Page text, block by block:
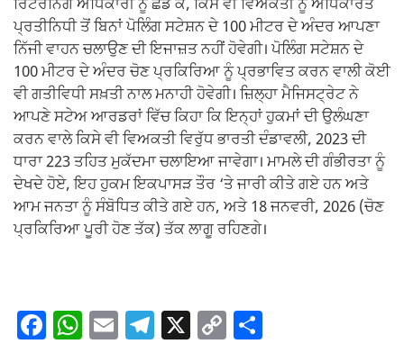
ਰਿਟਰਨਿੰਗ ਅਧਿਕਾਰੀ ਨੂੰ ਛੱਡ ਕੇ, ਕਿਸੇ ਵੀ ਵਿਅਕਤੀ ਨੂੰ ਅਧਿਕਾਰਤ
ਪ੍ਰਤੀਨਿਧੀ ਤੋਂ ਬਿਨਾਂ ਪੋਲਿੰਗ ਸਟੇਸ਼ਨ ਦੇ 100 ਮੀਟਰ ਦੇ ਅੰਦਰ ਆਪਣਾ
ਨਿੱਜੀ ਵਾਹਨ ਚਲਾਉਣ ਦੀ ਇਜਾਜ਼ਤ ਨਹੀਂ ਹੋਵੇਗੀ। ਪੋਲਿੰਗ ਸਟੇਸ਼ਨ ਦੇ
100 ਮੀਟਰ ਦੇ ਅੰਦਰ ਚੋਣ ਪ੍ਰਕਿਰਿਆ ਨੂੰ ਪ੍ਰਭਾਵਿਤ ਕਰਨ ਵਾਲੀ ਕੋਈ
ਵੀ ਗਤੀਵਿਧੀ ਸਖ਼ਤੀ ਨਾਲ ਮਨਾਹੀ ਹੋਵੇਗੀ। ਜ਼ਿਲ੍ਹਾ ਮੈਜਿਸਟ੍ਰੇਟ ਨੇ
ਆਪਣੇ ਸਟੇਅ ਆਰਡਰਾਂ ਵਿੱਚ ਕਿਹਾ ਕਿ ਇਨ੍ਹਾਂ ਹੁਕਮਾਂ ਦੀ ਉਲੰਘਣਾ
ਕਰਨ ਵਾਲੇ ਕਿਸੇ ਵੀ ਵਿਅਕਤੀ ਵਿਰੁੱਧ ਭਾਰਤੀ ਦੰਡਾਵਲੀ, 2023 ਦੀ
ਧਾਰਾ 223 ਤਹਿਤ ਮੁਕੱਦਮਾ ਚਲਾਇਆ ਜਾਵੇਗਾ। ਮਾਮਲੇ ਦੀ ਗੰਭੀਰਤਾ ਨੂੰ
ਦੇਖਦੇ ਹੋਏ, ਇਹ ਹੁਕਮ ਇਕਪਾਸੜ ਤੌਰ ‘ਤੇ ਜਾਰੀ ਕੀਤੇ ਗਏ ਹਨ ਅਤੇ
ਆਮ ਜਨਤਾ ਨੂੰ ਸੰਬੋਧਿਤ ਕੀਤੇ ਗਏ ਹਨ, ਅਤੇ 18 ਜਨਵਰੀ, 2026 (ਚੋਣ
ਪ੍ਰਕਿਰਿਆ ਪੂਰੀ ਹੋਣ ਤੱਕ) ਤੱਕ ਲਾਗੂ ਰਹਿਣਗੇ।
F W E T X C